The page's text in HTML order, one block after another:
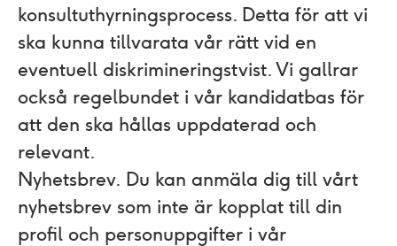
konsultuthyrningsprocess. Detta för att vi
ska kunna tillvarata vår rätt vid en
eventuell diskrimineringstvist. Vi gallrar
också regelbundet i vår kandidatbas för
att den ska hållas uppdaterad och
relevant.
Nyhetsbrev. Du kan anmäla dig till vårt
nyhetsbrev som inte är kopplat till din
profil och personuppgifter i vår